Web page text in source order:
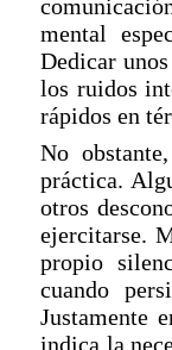
mental
Dedicar
los ruidos
rápidos en
No
práctica.
otros
ejercitarse.
propio
cuando
Justamente
indica la